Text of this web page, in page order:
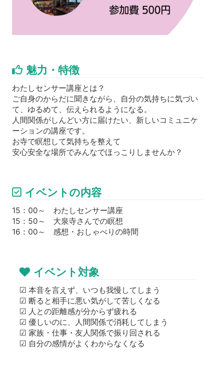
魅力・特徴
わたしセンサー講座とは？
ご自身のからだに聞きながら、自分の気持ちに気づい
て、ゆるめて、伝えられるようになる。
人間関係がしんどい方に届けたい、新しいコミュニケ
ーションの講座です。
お寺で瞑想して気持ちを整えて
安心安全な場所でみんなでほっこりしませんか？
イベントの内容
15：00～ わたしセンサー講座
15：50～ 大泉寺さんでの瞑想
16：00～ 感想・おしゃべりの時間
イベント対象
☑ 本音を言えず、いつも我慢してしまう
☑ 断ると相手に悪い気がして苦しくなる
☑ 人との距離感が分からず疲れる
☑ 優しいのに、人間関係で消耗してしまう
☑ 家族・仕事・友人関係で振り回される
☑ 自分の感情がよくわからなくなる